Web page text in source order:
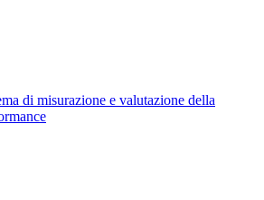
di misurazione e valutazione della